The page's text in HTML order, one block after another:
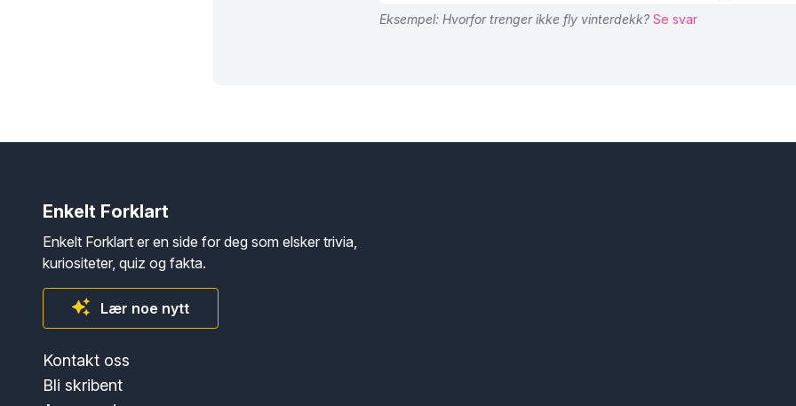
Eksempel: Hvorfor trenger ikke fly vinterdekk? Se svar
Enkelt Forklart
Enkelt Forklart er en side for deg som elsker trivia,
kuriositeter, quiz og fakta.
Lær noe nytt
Kontakt oss
Bli skribent